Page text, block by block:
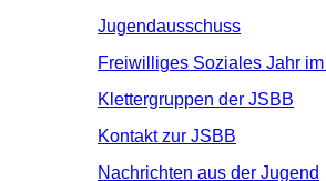
Jugendausschuss
Freiwilliges Soziales Jahr
Klettergruppen der JSBB
Kontakt zur JSBB
Nachrichten aus der Jugend